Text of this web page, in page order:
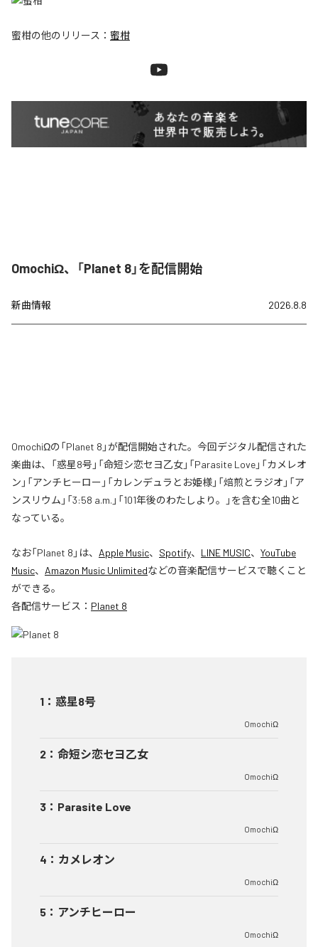
蜜柑の他のリリース： 蜜柑
OmochiΩ、「Planet 8」を配信開始
新曲情報 2026.8.8
OmochiΩの「Planet 8」が配信開始された。今回デジタル配信された
楽曲は、「惑星8号」「命短シ恋セヨ乙女」「Parasite Love」「カメレオ
ン」「アンチヒーロー」「カレンデュラとお姫様」「焙煎とラジオ」「ア
ンスリウム」「3:58 a.m.」「101年後のわたしより。」を含む全10曲と
なっている。
なお「Planet 8 」は、 Apple Music、 Spotify、 LINE MUSIC、 YouTube
Music、 Amazon Music Unlimitedなどの音楽配信サービスで聴くこと
ができる。
各配信サービス： Planet 8
1 ： 惑星8号
OmochiΩ
2 ： 命短シ恋セヨ乙女
OmochiΩ
3 ： Parasite Love
OmochiΩ
4 ： カメレオン
OmochiΩ
5 ： アンチヒーロー
OmochiΩ